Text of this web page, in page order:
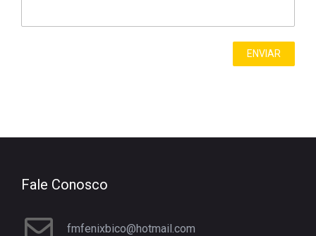
Fale Conosco
fmfenixbico@hotmail.com